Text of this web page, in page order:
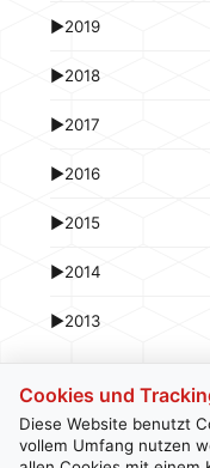
►2019
►2018
►2017
►2016
►2015
►2014
►2013
Cookies und
Diese Website benutzt
vollem Umfang nutzen